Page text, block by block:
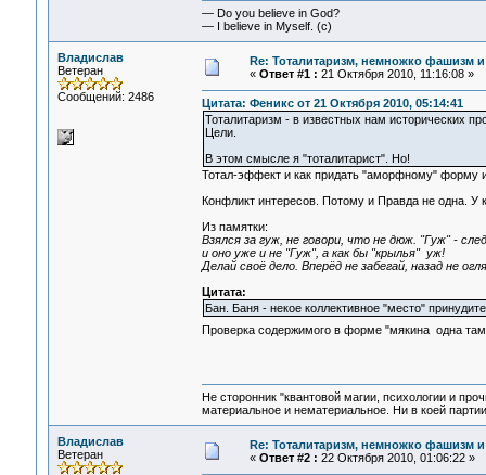
— Do you believe in God?
— I believe in Myself. (c)
Владислав
Ветеран
Сообщений: 2486
Re: Тоталитаризм, немножко фашизм и
« Ответ #1 : 21 Октября 2010, 11:16:08 »
Цитата: Феникс от 21 Октября 2010, 05:14:41
Тоталитаризм - в известных нам исторических
Цели.
В этом смысле я "тоталитарист". Но!
Тотал-эффект и как придать "аморфному" форму
Конфликт интересов. Потому и Правда не одна. У
Из памятки:
Взялся за гуж, не говори, что не дюж. "Гуж" -
и оно уже и не "Гуж", а как бы "крылья" уж!
Делай своё дело. Вперёд не забегай, назад не
Цитата:
Бан. Баня - некое коллективное "место"
Проверка содержимого в форме "мякина одна
Не сторонник "квантовой магии, психологии и
материальное и нематериальное. Ни в коей
Владислав
Ветеран
Re: Тоталитаризм, немножко фашизм и
« Ответ #2 : 22 Октября 2010, 01:06:22 »